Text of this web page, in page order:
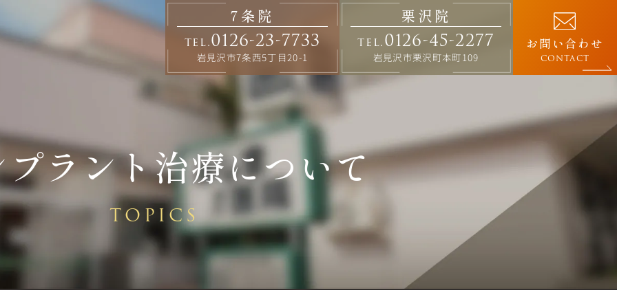
7条院
tel.0126-23-7733
岩見沢市7条西5丁目20-1
栗沢院
tel.0126-45-2277
岩見沢市栗沢町本町109
お問い合わせ
CONTACT
プラント治療について
TOPICS